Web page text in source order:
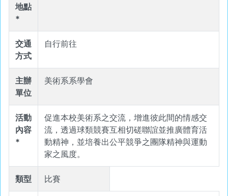
地點
*
交通
方式
自行前往
主辦
單位
美術系系學會
活動
內容
*
促進本校美術系之交流，增進彼此間的情感交
流，透過球類競賽互相切磋聯誼並推廣體育活
動精神，並培養出公平競爭之團隊精神與運動
家之風度。
類型 比賽